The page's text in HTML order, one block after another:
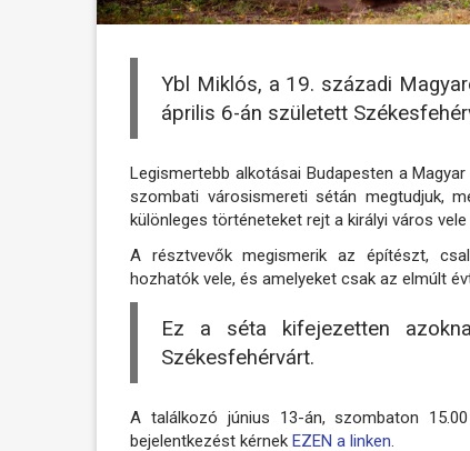
Ybl Miklós, a 19. századi
április 6-án született
Legismertebb alkotásai Budapesten a
szombati városismereti sétán megtudjuk,
különleges történeteket rejt a királyi város
A résztvevők megismerik az építészt,
hozhatók vele, és amelyeket csak az elmúlt
Ez a séta kifejezetten
Székesfehérvárt.
A találkozó június 13-án, szombaton
bejelentkezést kérnek EZEN a linken.